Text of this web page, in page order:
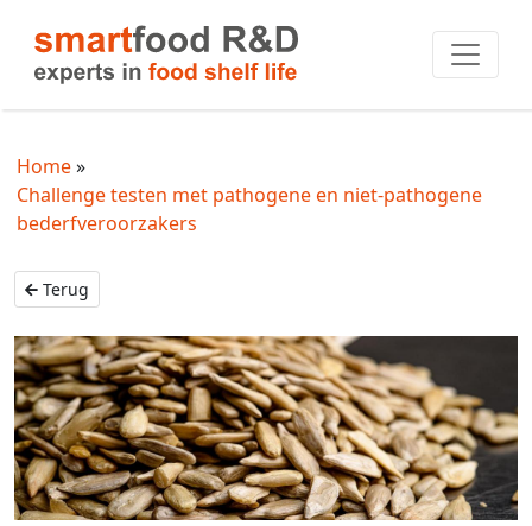
Home
Challenge testen met pathogene en niet-pathogene
bederfveroorzakers
Terug